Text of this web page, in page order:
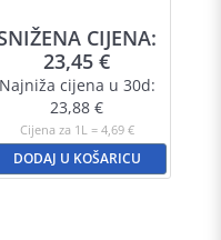
CIJENA:
23,45€
Najniža cijena u 30d:
23,88€
Cijena za 1L = 4,69 €
DODAJ U KOŠARICU